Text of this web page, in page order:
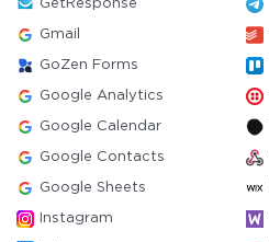
GetResponse
Gmail
GoZen Forms
Google Analytics
Google Calendar
Google Contacts
Google Sheets
Instagram